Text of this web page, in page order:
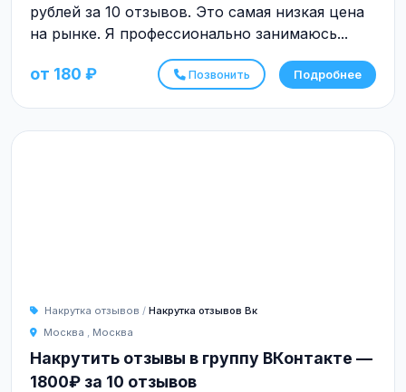
рублей за 10 отзывов. Это самая низкая цена
на рынке. Я профессионально занимаюсь...
от 180 ₽ Позвонить Подробнее
Накрутка отзывов / Накрутка отзывов Вк
Москва , Москва
Накрутить отзывы в группу ВКонтакте —
1800₽ за 10 отзывов